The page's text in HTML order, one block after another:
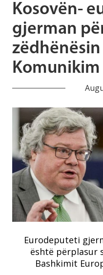
Kosovën-
gjerman
zëdhënësin
Komunikim
Eurodeputeti
është përplasur
Bashkimit